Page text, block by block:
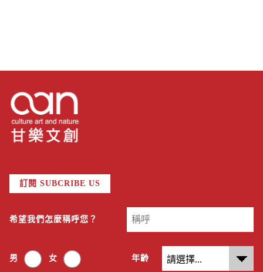
訂閱 SUBCRIBE US
希望我們怎麼稱呼您？
男 女 年齡